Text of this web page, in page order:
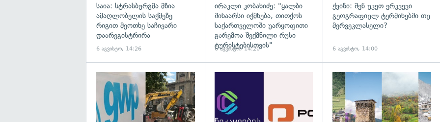
საია: სტრასბურგმა მზია
ამაღლობელის საქმეზე
რიგით მეოთხე საჩივარი
დაარეგისტრირა
6 აგვისტო, 14:26
ირაკლი კობახიძე: "ყალბი
შინაარსი იქმნება, თითქოს
საქართველოში უარყოფითი
გარემოა შექმნილი რუსი
ტურისტებისთვის"
6 აგვისტო, 14:20
ქვიზი: შენ უკეთ ერკვევი
გეოგრაფიულ ტერმინებში თუ
მერვეკლასელი?
6 აგვისტო, 14:00
გადახედვა